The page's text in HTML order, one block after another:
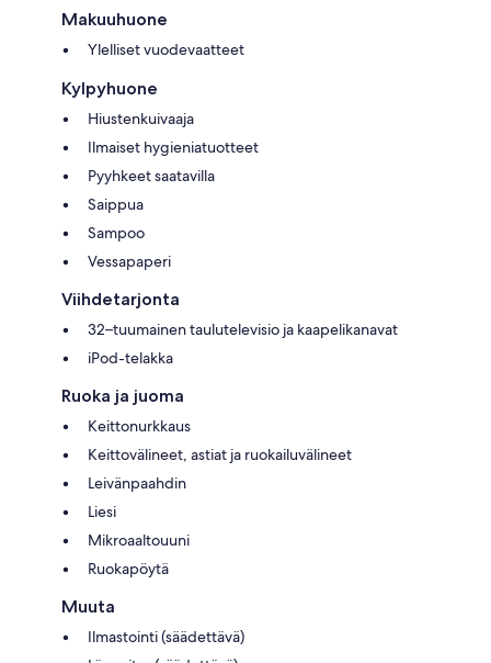
Makuuhuone
Ylelliset vuodevaatteet
Kylpyhuone
Hiustenkuivaaja
Ilmaiset hygieniatuotteet
Pyyhkeet saatavilla
Saippua
Sampoo
Vessapaperi
Viihdetarjonta
32–tuumainen taulutelevisio ja kaapelikanavat
iPod-telakka
Ruoka ja juoma
Keittonurkkaus
Keittovälineet, astiat ja ruokailuvälineet
Leivänpaahdin
Liesi
Mikroaaltouuni
Ruokapöytä
Muuta
Ilmastointi (säädettävä)